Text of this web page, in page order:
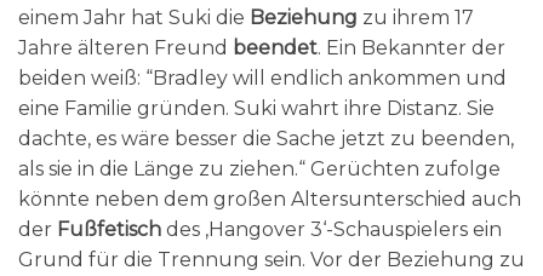
einem Jahr hat Suki die Beziehung zu ihrem 17
Jahre älteren Freund beendet. Ein Bekannter der
beiden weiß: “Bradley will endlich ankommen und
eine Familie gründen. Suki wahrt ihre Distanz. Sie
dachte, es wäre besser die Sache jetzt zu beenden,
als sie in die Länge zu ziehen.“ Gerüchten zufolge
könnte neben dem großen Altersunterschied auch
der Fußfetisch des ‚Hangover 3‘-Schauspielers ein
Grund für die Trennung sein. Vor der Beziehung zu